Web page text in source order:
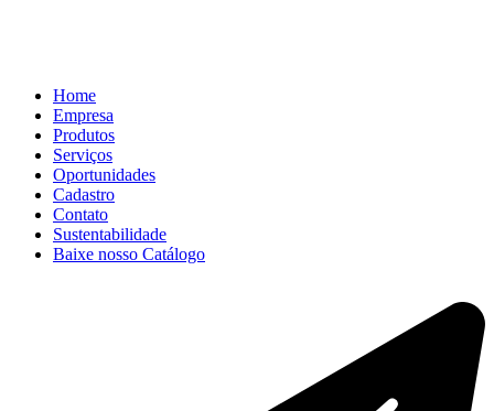
Home
Empresa
Produtos
Serviços
Oportunidades
Cadastro
Contato
Sustentabilidade
Baixe nosso Catálogo